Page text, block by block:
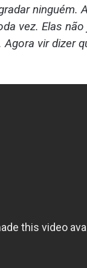
ninguém.
vez. Elas
vir dizer